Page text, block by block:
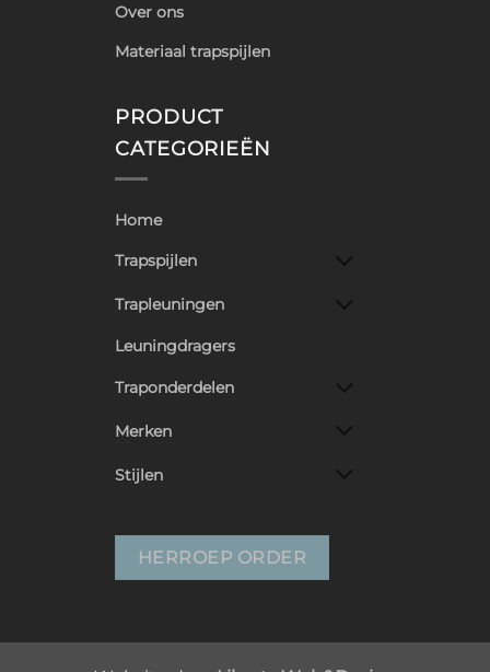
Over ons
Materiaal trapspijlen
PRODUCT
CATEGORIEËN
Home
Trapspijlen
Trapleuningen
Leuningdragers
Traponderdelen
Merken
Stijlen
HERROEP ORDER